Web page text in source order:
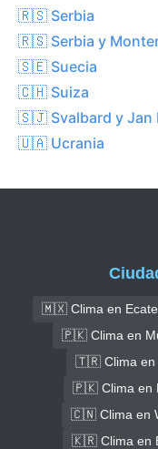
🇷🇸 Serbia
🇷🇸 Serbia y
🇸🇪 Suecia
🇨🇭 Suiza
🇸🇯 Svalbard y Jan
🇺🇦 Ucrania
🇲🇽 Clima en
🇵🇰 Clima en
🇹🇷 Clima en
🇵🇰 Clima en
🇨🇳 Clima en
🇰🇷 Clima en